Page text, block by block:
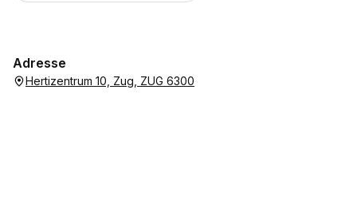
Adresse
Hertizentrum 10, Zug, ZUG 6300